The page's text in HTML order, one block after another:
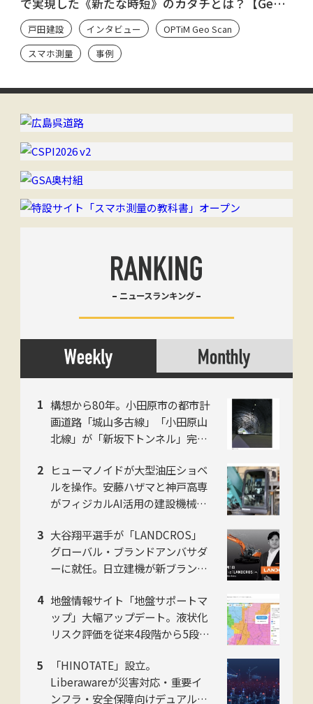
で実現した《新たな時短》のカタチとは？【Geo
Scan ユーザーのシン・流儀】
戸田建設 インタビュー
OPTiM Geo Scan
スマホ測量
事例
ニュースランキング
構想から80年。小田原市の都市計
画道路「城山多古線」「小田原山
北線」が「新坂下トンネル」完成
ヒューマノイドが大型油圧ショベ
ルを操作。安藤ハザマと神戸高専
がフィジカルAI活用の建設機械自
大谷翔平選手が「LANDCROS」
グローバル・ブランドアンバサダ
ーに就任。日立建機が新ブランド
地盤情報サイト「地盤サポートマ
ップ」大幅アップデート。液状化
リスク評価を従来4段階から5段階
社「HINOTATE」設立。
Liberawareが災害対応・重要イ
ンフラ・安全保障向けデュアルユ